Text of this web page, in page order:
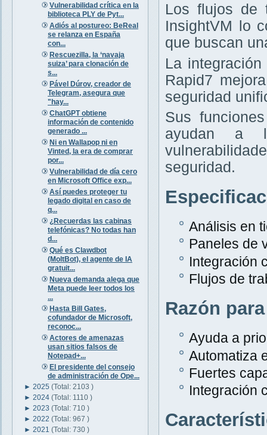
Vulnerabilidad crítica en la
biblioteca PLY de Pyt...
Adiós al postureo: BeReal
se relanza en España
con...
Rescuezilla, la ‘navaja
suiza’ para clonación de
s...
Pável Dúrov, creador de
Telegram, asegura que
"hay...
ChatGPT obtiene
información de contenido
generado ...
Ni en Wallapop ni en
Vinted, la era de comprar
por...
Vulnerabilidad de día cero
en Microsoft Office exp...
Así puedes proteger tu
legado digital en caso de
q...
¿Recuerdas las cabinas
telefónicas? No todas han
d...
Qué es Clawdbot
(MoltBot), el agente de IA
gratuit...
Nueva demanda alega que
Meta puede leer todos los
...
Hasta Bill Gates,
cofundador de Microsoft,
reconoc...
Actores de amenazas
usan sitios falsos de
Notepad+...
El presidente del consejo
de administración de Ope...
► 2025 (Total: 2103 )
► 2024 (Total: 1110 )
► 2023 (Total: 710 )
► 2022 (Total: 967 )
► 2021 (Total: 730 )
Los flujos de
InsightVM lo
que buscan
La
Rapid7
seguridad
Sus
ayudan a
seguridad.
Análisis en
Paneles de
Integración
Flujos de
Razón
Ayuda a
Automatiza
Fuertes
Integración